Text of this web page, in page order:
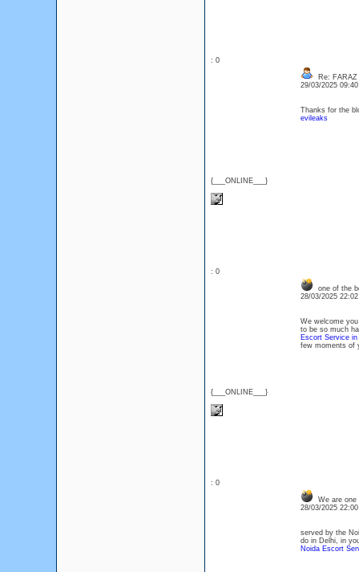
: 0
{___ONLINE___}
Re: FARAZ
29/03/2025
Thanks for the
evileaks
: 0
{___ONLINE___}
one of the
28/03/2025
We welcome
to be so much
Escort Service in
few moments of
: 0
We are
28/03/2025
served by the
do in Delhi, in
Noida Escort